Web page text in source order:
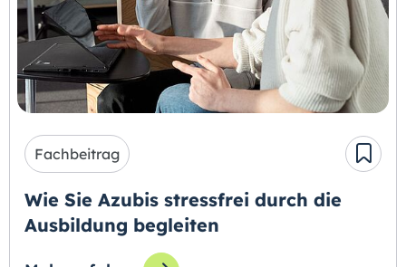
Fachbeitrag
Wie Sie Azubis stressfrei durch die
Ausbildung begleiten